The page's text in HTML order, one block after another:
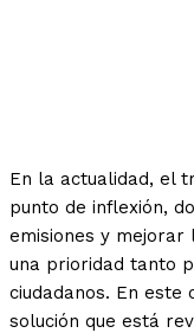
En la actualidad, el
punto de inflexión,
emisiones y mejorar
una prioridad tanto
ciudadanos. En este
solución que está